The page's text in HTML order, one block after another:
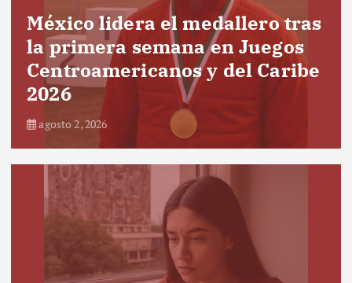
México lidera el medallero tras
la primera semana en Juegos
Centroamericanos y del Caribe
2026
agosto 2, 2026